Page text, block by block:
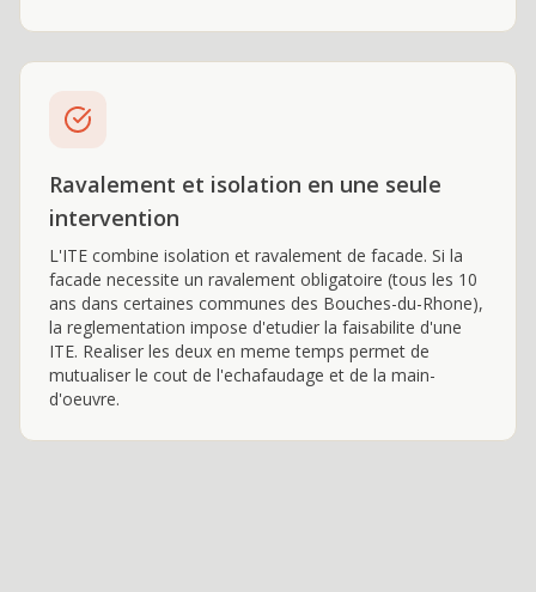
Ravalement et isolation en une seule
intervention
L'ITE combine isolation et ravalement de facade. Si la
facade necessite un ravalement obligatoire (tous les 10
ans dans certaines communes des Bouches-du-Rhone),
la reglementation impose d'etudier la faisabilite d'une
ITE. Realiser les deux en meme temps permet de
mutualiser le cout de l'echafaudage et de la main-
d'oeuvre.